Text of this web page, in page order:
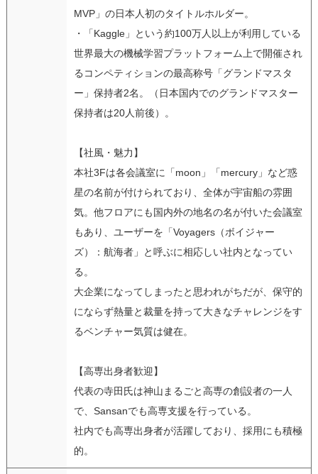
MVP」の日本人初のタイトルホルダー。
・「Kaggle」という約100万人以上が利用している
世界最大の機械学習プラットフォーム上で開催され
るコンペティションの最高称号「グランドマスタ
ー」保持者2名。（日本国内でのグランドマスター
保持者は20人前後）。
【社風・魅力】
本社3Fは各会議室に「moon」「mercury」など惑
星の名前が付けられており、全体が宇宙船の雰囲
気。他フロアにも国内外の地名の名が付いた会議室
もあり、ユーザーを「Voyagers（ボイジャー
ズ）：航海者」と呼ぶに相応しい社内となってい
る。
大企業になってしまったと思われがちだが、保守的
にならず熱量と裁量を持って大きなチャレンジをす
るベンチャー気質は健在。
【高専出身者歓迎】
代表の寺田氏は神山まるごと高専の創設者の一人
で、Sansanでも高専支援を行っている。
社内でも高専出身者が活躍しており、採用にも積極
的。